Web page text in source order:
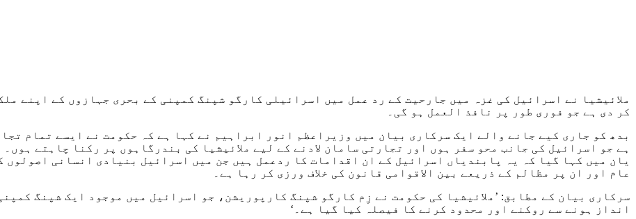
ملائیشیا نے اسرائیل کی غزہ میں جارحیت کے رد عمل میں اسرائیلی کارگو شپنگ کمپنی کے بحری جہازوں کے اپنے
کر دی ہے جو فوری طور پر نافذ العمل ہو گی۔
بدھ کو جاری کیے جانے والے ایک سرکاری بیان میں وزیراعظم انور ابراہیم نے کہا ہے کہ حکومت نے ایسے تمام
ہے جو اسرائیل کی جانب محو سفر ہوں اور تجارتی سامان لادنے کے لیے ملائیشیا کی بندرگاہوں پر رکنا چاہتے ہوں۔
یان میں کہا گیا کہ یہ پابندیاں اسرائیل کے ان اقدامات کا ردعمل ہیں جن میں اسرائیل بنیادی انسانی
عام اور ان پر مظالم کے ذریعے بین الاقوامی قانون کی خلاف ورزی کر رہا ہے۔
سرکاری بیان کے مطابق: ’ملائیشیا کی حکومت نے زِم کارگو شپنگ کارپوریشن، جو اسرائیل میں موجود ایک شپنگ
انداز ہونے سے روکنے اور محدود کرنے کا فیصلہ کیا گیا ہے۔‘